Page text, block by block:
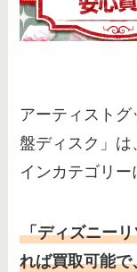
アーティストグ
盤ディスク」は
インカテゴリー
「ディズニー
れば買取可能